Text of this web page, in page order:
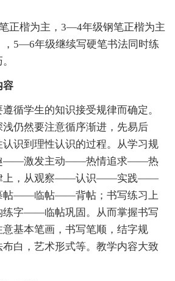
楷为主，3—4年级钢笔正楷为主
，5—6年级继续写硬笔书法同时练
学生的知识接受规律而确定。
仍然要注意循序渐进，先易后
识到理性认识的过程。从学习规
——激发主动——热情追求——热
上，从观察——认识——实践——
帖——临帖——背帖；书写练习上
字——临帖巩固。从而掌握书写
基本笔画，书写笔顺，结字规
白，艺术形式等。教学内容大致